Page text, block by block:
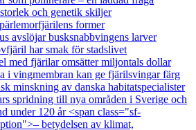
och genetik skiljer
former
avslöjar busksnabbvingens larver
har smak för stadslivet
med fjärilar omsätter miljontals dollar
i vingmembran kan ge fjärilsvingar färg
minskning av danska habitatspecialister
spridning till nya områden i Sverige och
under 120 år <span class="sf-
betydelsen av klimat,